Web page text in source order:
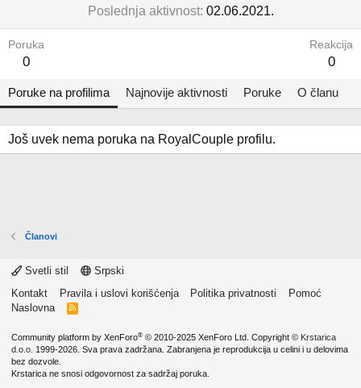
Poslednja aktivnost 02.06.2021.
Poruka
0
Reakcija
0
Poruke na profilima Najnovije aktivnosti Poruke O članu
Još uvek nema poruka na RoyalCouple profilu.
Članovi
Svetli stil
Srpski
Kontakt
Pravila i uslovi korišćenja Politika privatnosti
Pomoć
Naslovna
R
Community platform by XenForo® © 2010-2025 XenForo Ltd. Copyright © Krstarica
d.o.o. 1999-2026. Sva prava zadržana. Zabranjena je reprodukcija u celini i u delovima
bez dozvole.
Krstarica ne snosi odgovornost za sadržaj poruka.